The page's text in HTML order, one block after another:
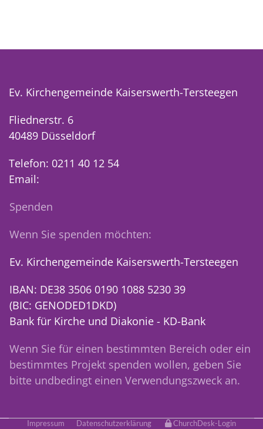
Ev. Kirchengemeinde Kaiserswerth-Tersteegen
Fliednerstr. 6
40489 Düsseldorf
Telefon: 0211 40 12 54
Email:
Spenden
Wenn Sie spenden möchten:
Ev. Kirchengemeinde Kaiserswerth-Tersteegen
IBAN: DE38 3506 0190 1088 5230 39
(BIC: GENODED1DKD)
Bank für Kirche und Diakonie - KD-Bank
Wenn Sie für einen bestimmten Bereich oder ein
bestimmtes Projekt spenden wollen, geben Sie
bitte undbedingt einen Verwendungszweck an.
Impressum Datenschutzerklärung ChurchDesk-Login